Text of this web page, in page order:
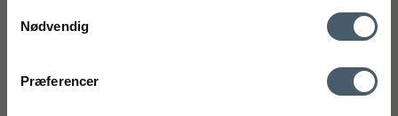
Nødvendig
Præferencer
(Google Maps)
75 89 33 95